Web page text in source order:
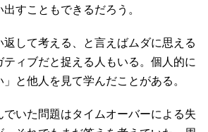
すこともできるだろう。
返して考える、と言えばムダに思える
ィブだと捉える人もいる。個人的に
と他人を見て学んだことがある。
でいた問題はタイムオーバーによる失